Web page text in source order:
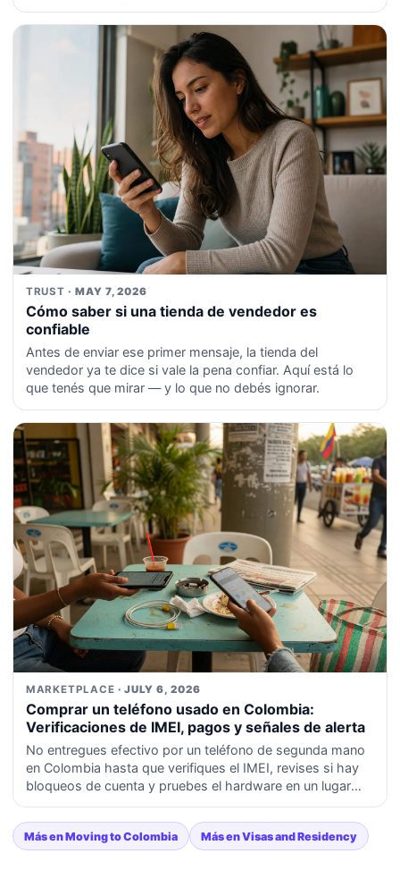
TRUST · MAY 7, 2026
Cómo saber si una tienda de vendedor es
confiable
Antes de enviar ese primer mensaje, la tienda del
vendedor ya te dice si vale la pena confiar. Aquí está lo
que tenés que mirar — y lo que no debés ignorar.
MARKETPLACE · JULY 6, 2026
Comprar un teléfono usado en Colombia:
Verificaciones de IMEI, pagos y señales de alerta
No entregues efectivo por un teléfono de segunda mano
en Colombia hasta que verifiques el IMEI, revises si hay
bloqueos de cuenta y pruebes el hardware en un lugar
público y seguro.
Más en Moving to Colombia Más en Visas and Residency